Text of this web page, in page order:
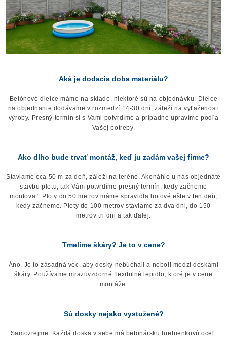
Aká je dodacia doba materiálu?
Betónové dielce máme na sklade, niektoré sú na objednávku. Dielce
na objednanie dodávame v rozmedzí 14-30 dní, záleží na vyťaženosti
výroby. Presný termín si s Vami potvrdíme a prípadne upravíme podľa
Vašej potreby.
Ako dlho bude trvať montáž, keď ju zadám vašej firme?
Staviame cca 50 m za deň, záleží na teréne. Akonáhle u nás objednáte
stavbu plotu, tak Vám potvrdíme presný termín, kedy začneme
montovať. Ploty do 50 metrov máme spravidla hotové ešte v ten deň,
kedy začneme. Ploty do 100 metrov staviame za dva dni, do 150
metrov tri dni a tak ďalej.
Tmelíme škáry? Je to v cene?
Áno. Je to zásadná vec, aby dosky nebúchali a neboli medzi doskami
škáry. Používame mrazuvzdorné flexibilné lepidlo, ktoré je v cene
montáže.
Sú dosky nejako vystužené?
Samozrejme. Každá doska v sebe má betonársku hrebienkovú oceľ.